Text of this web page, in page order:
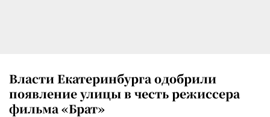
Власти Екатеринбурга одобрили
появление улицы в честь режиссера
фильма «Брат»